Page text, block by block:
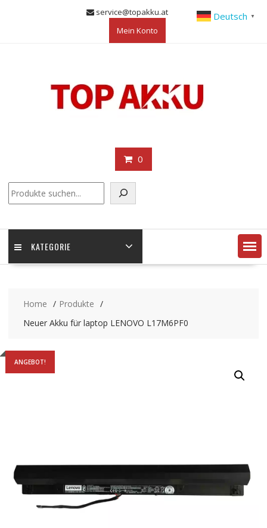
service@topakku.at
Mein Konto
0
KATEGORIE
Home
Produkte
Neuer Akku für laptop LENOVO L17M6PF0
ANGEBOT!
Deutsch ▼